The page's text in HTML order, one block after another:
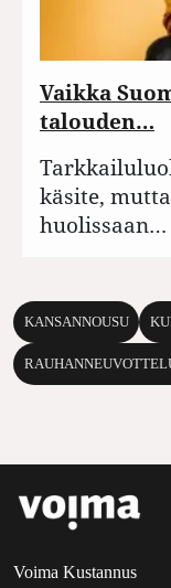
Vaikka
talouden…
käsite,
huolissaan…
KANSANNOUSU
Voima Kustannus